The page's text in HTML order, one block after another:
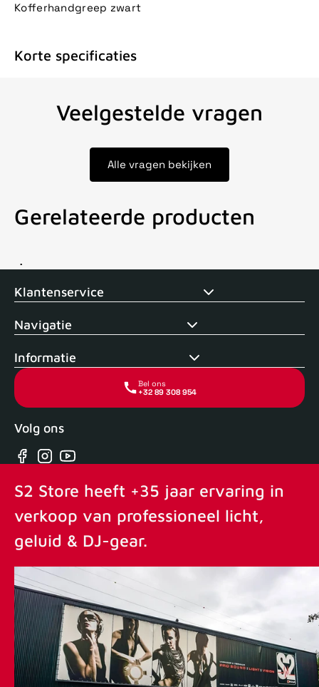
Kofferhandgreep zwart
Korte specificaties
Veelgestelde vragen
Alle vragen bekijken
Gerelateerde producten
Voor 15uur besteld, zelfde dag verstuurd Echte winkel +35
Klantenservice
Navigatie
Informatie
Bel ons
+32 89 308 954
Volg ons
Facebook
Instagram
YouTube
S2 Store heeft +35 jaar ervaring in
verkoop van professioneel licht,
geluid & DJ-gear.